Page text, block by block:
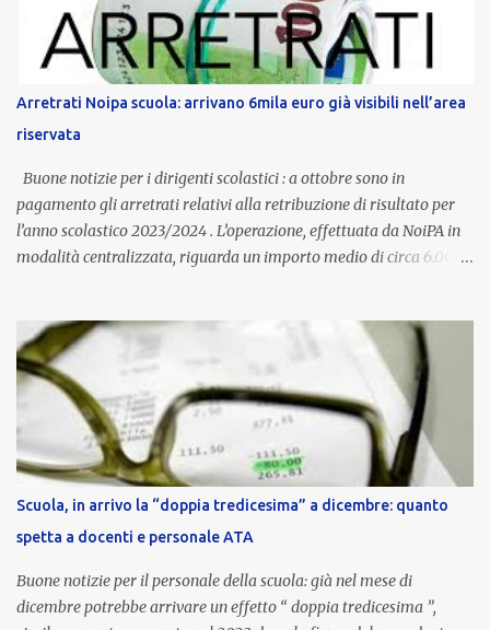
supporto in situazioni delicate. L’indennità provinciale per i docenti
è un unicum in Italia: si tratta di una misura esclusiva della
Provincia autonoma di Bolzano, che integra in maniera stabile lo
stipendio nazionale grazie alle prerogative garantite
dall’autonomia locale. Non è un bonus temporaneo né un
compenso accessorio, ma una voce strutturale di retribuzione,
aggiornata periodicamente in base al cost...
Arretrati Noipa scuola: arrivano 6mila euro già visibili nell’area
riservata
Buone notizie per i dirigenti scolastici : a ottobre sono in
pagamento gli arretrati relativi alla retribuzione di risultato per
l’anno scolastico 2023/2024 . L’operazione, effettuata da NoiPA in
modalità centralizzata, riguarda un importo medio di circa 6.000
ordinaria di ottobre . Cos’è la retribuzione di risultato La
retribuzione di risultato rappresenta la parte variabile dello
stipendio dei dirigenti scolastici. Viene corrisposta per valorizzare
la qualità dell’attività svolta, la gestione delle risorse e il
raggiungimento degli obiettivi fissati dal Ministero dell’Istruzione
e del Merito (MIM) . Per l’anno scolastico 2023/2024, il MIM ha
completato la procedura di valutazione e trasmesso i dati a NoiPA,
che ha poi disposto la liquidazione automatica in busta paga . Gli
importi e le trattenute L’importo medio lordo riconosciuto è di 6....
Scuola, in arrivo la “doppia tredicesima” a dicembre: quanto
spetta a docenti e personale ATA
Buone notizie per il personale della scuola: già nel mese di
dicembre potrebbe arrivare un effetto “ doppia tredicesima ”,